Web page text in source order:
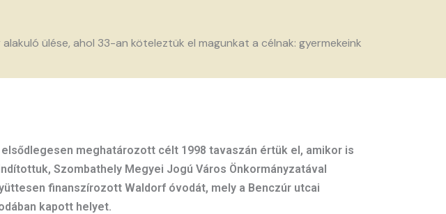
ülése, ahol 33-an köteleztük el magunkat a célnak: gyermekeink
meghatározott célt 1998 tavaszán értük el, amikor is
dítottuk, Szombathely Megyei Jogú Város Önkormányzatával
finanszírozott Waldorf óvodát, mely a Benczúr utcai
kapott helyet.